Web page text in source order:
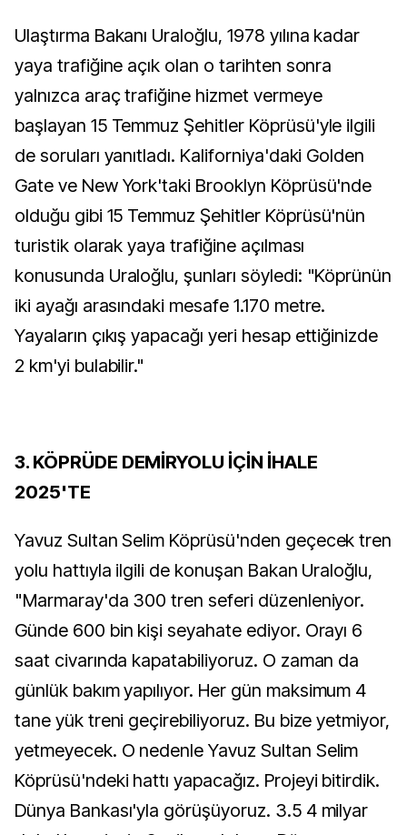
Ulaştırma Bakanı Uraloğlu, 1978 yılına kadar
yaya trafiğine açık olan o tarihten sonra
yalnızca araç trafiğine hizmet vermeye
başlayan 15 Temmuz Şehitler Köprüsü'yle ilgili
de soruları yanıtladı. Kaliforniya'daki Golden
Gate ve New York'taki Brooklyn Köprüsü'nde
olduğu gibi 15 Temmuz Şehitler Köprüsü'nün
turistik olarak yaya trafiğine açılması
konusunda Uraloğlu, şunları söyledi: "Köprünün
iki ayağı arasındaki mesafe 1.170 metre.
Yayaların çıkış yapacağı yeri hesap ettiğinizde
2 km'yi bulabilir."
3. KÖPRÜDE DEMİRYOLU İÇİN İHALE
2025'TE
Yavuz Sultan Selim Köprüsü'nden geçecek tren
yolu hattıyla ilgili de konuşan Bakan Uraloğlu,
"Marmaray'da 300 tren seferi düzenleniyor.
Günde 600 bin kişi seyahate ediyor. Orayı 6
saat civarında kapatabiliyoruz. O zaman da
günlük bakım yapılıyor. Her gün maksimum 4
tane yük treni geçirebiliyoruz. Bu bize yetmiyor,
yetmeyecek. O nedenle Yavuz Sultan Selim
Köprüsü'ndeki hattı yapacağız. Projeyi bitirdik.
Dünya Bankası'yla görüşüyoruz. 3.5 4 milyar